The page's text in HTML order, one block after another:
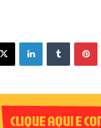
X Linkedin